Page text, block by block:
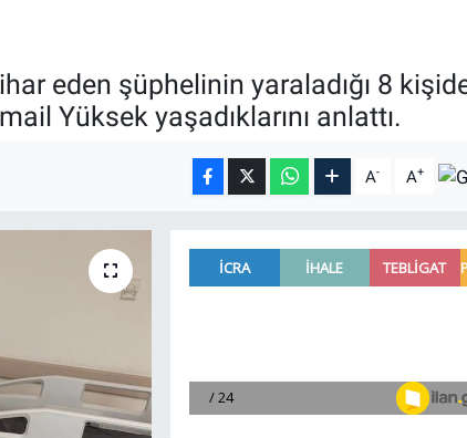
eden şüphelinin yaraladığı 8
Yüksek yaşadıklarını anlattı.
A- A+